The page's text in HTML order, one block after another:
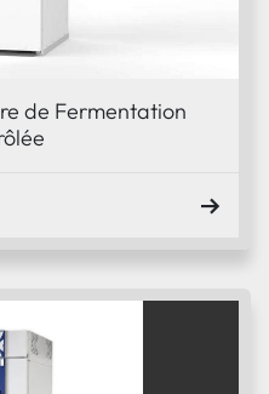
de Fermentation